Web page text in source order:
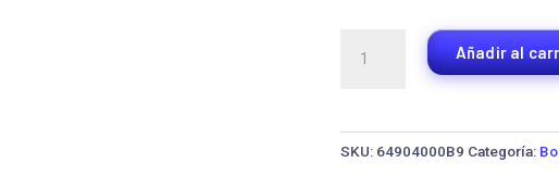
Lapicero
Añadir al
SKU: 64904000B9 Categoría: